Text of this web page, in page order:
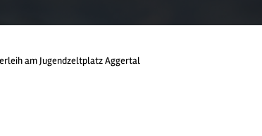
am Jugendzeltplatz Aggertal